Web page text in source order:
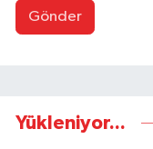
Gönder
Yükleniyor...